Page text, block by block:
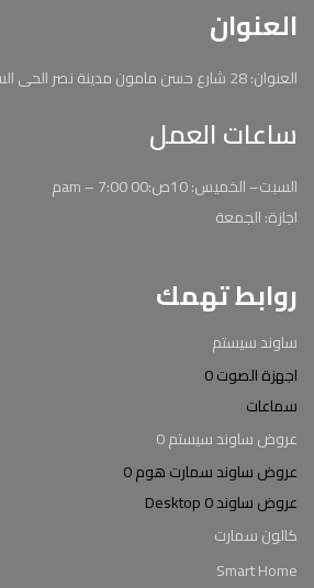
العنوان
العنوان: 28 شارع حسن مامون مدينة نصر الحى السادس
ساعات العمل
السبت– الخميس: 10ص:00 am – 7:00م
اجازة: الجمعة
روابط تهمك
ساوند سيستم
اجهزة الصوت 0
سماعات
عروض ساوند سيستم 0
عروض ساوند سمارت هوم 0
عروض ساوند Desktop 0
كالون سمارت
Smart Home